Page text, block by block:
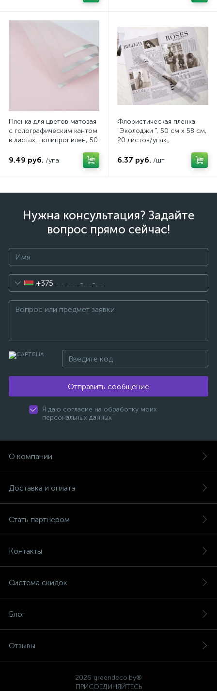
Пленка для цветов матовая
с голографическим кантом
в листах, полипропилен, 50
цвет светло-розовый, арт.
9.49 руб. /упа
Флористическая пленка
"Эколоджи ", 50 см х 58 см,
20 листов/упак.,
4640108822317
6.37 руб. /шт
Нужна консультация? Задайте
вопрос прямо сейчас!
+375
Отправить сообщение
Я даю согласие на обработку моих
персональных данных
О компании
Доставка и оплата
Стать партнером
Контакты
Система скидок
Блог
Отзывы
2026 greendeco.by®
ПРИСОЕДИНЯЙТЕСЬ